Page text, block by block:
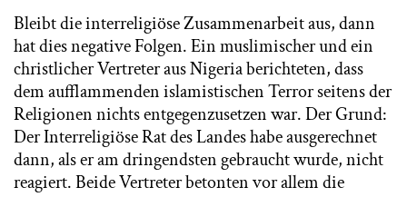
Bleibt die interreligiöse Zusammenarbeit aus, dann
hat dies negative Folgen. Ein muslimischer und ein
christlicher Vertreter aus Nigeria berichteten, dass
dem aufflammenden islamistischen Terror seitens der
Religionen nichts entgegenzusetzen war. Der Grund:
Der Interreligiöse Rat des Landes habe ausgerechnet
dann, als er am dringendsten gebraucht wurde, nicht
reagiert. Beide Vertreter betonten vor allem die